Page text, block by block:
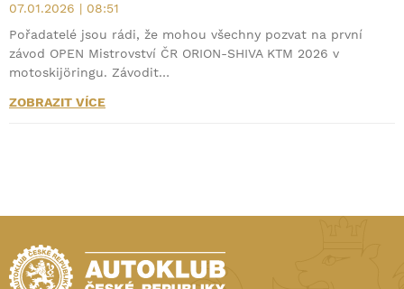
07.01.2026 | 08:51
Pořadatelé jsou rádi, že mohou všechny pozvat na první
závod OPEN Mistrovství ČR ORION-SHIVA KTM 2026 v
motoskijöringu. Závodit…
ZOBRAZIT VÍCE